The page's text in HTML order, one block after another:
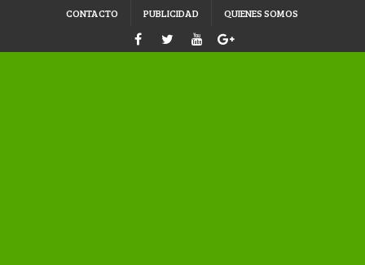
CONTACTO PUBLICIDAD QUIENES SOMOS